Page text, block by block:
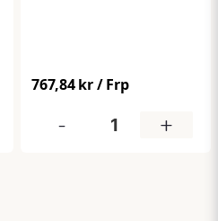
i luften. Den integrerade
maskerna bekvämare att
767,84 kr/ Frp
- +